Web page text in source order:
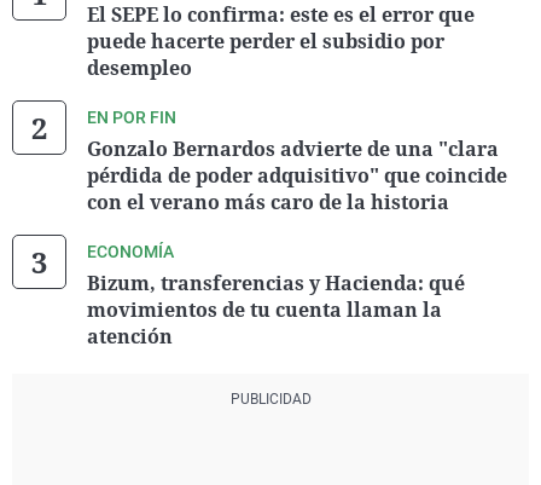
El SEPE lo confirma: este es el error que
puede hacerte perder el subsidio por
desempleo
EN POR FIN
Gonzalo Bernardos advierte de una "clara
pérdida de poder adquisitivo" que coincide
con el verano más caro de la historia
ECONOMÍA
Bizum, transferencias y Hacienda: qué
movimientos de tu cuenta llaman la
atención